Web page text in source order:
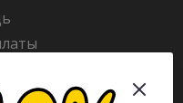
товар